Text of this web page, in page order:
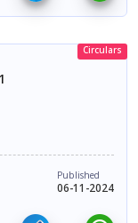
Circulars
Published
06-11-2024